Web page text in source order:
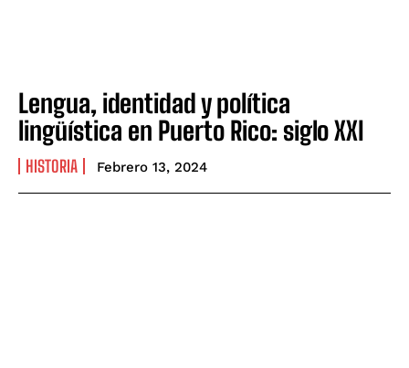
Lengua, identidad y política
lingüística en Puerto Rico: siglo XXI
HISTORIA Febrero 13, 2024